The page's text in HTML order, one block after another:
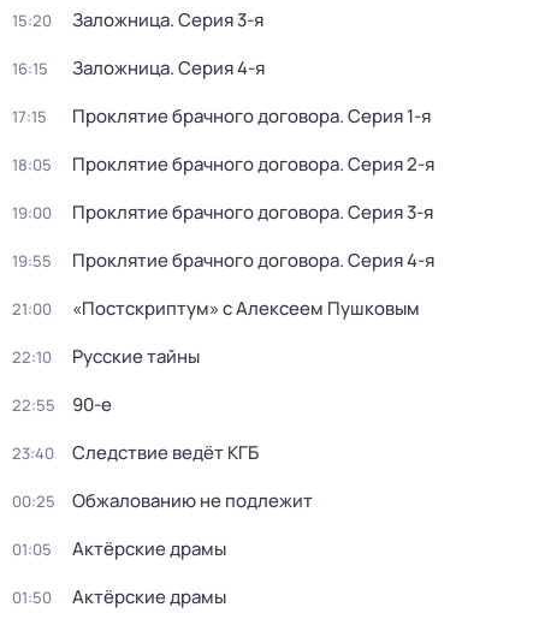
15:20 Заложница. Серия 3-я
16:15 Заложница. Серия 4-я
17:15 Проклятие брачного договора. Серия 1-я
18:05 Проклятие брачного договора. Серия 2-я
19:00 Проклятие брачного договора. Серия 3-я
19:55 Проклятие брачного договора. Серия 4-я
21:00 «Постскриптум» с Алексеем Пушковым
22:10 Русские тайны
22:55 90-е
23:40 Следствие ведёт КГБ
00:25 Обжалованию не подлежит
01:05 Актёрские драмы
01:50 Актёрские драмы